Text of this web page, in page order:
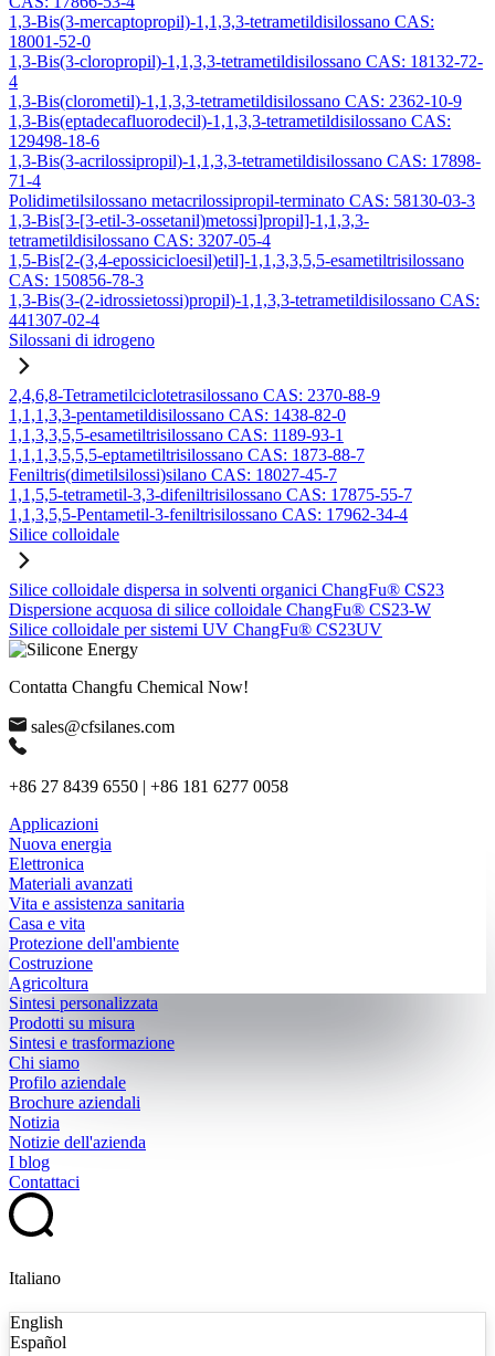
1,3-Bis(3-mercaptopropil)-1,1,3,3-tetrametildisilossano CAS:
18001-52-0
1,3-Bis(3-cloropropil)-1,1,3,3-tetrametildisilossano CAS: 18132-72-
4
1,3-Bis(clorometil)-1,1,3,3-tetrametildisilossano CAS: 2362-10-9
1,3-Bis(eptadecafluorodecil)-1,1,3,3-tetrametildisilossano CAS:
129498-18-6
1,3-Bis(3-acrilossipropil)-1,1,3,3-tetrametildisilossano CAS: 17898-
71-4
Polidimetilsilossano metacrilossipropil-terminato CAS: 58130-03-3
1,3-Bis[3-[3-etil-3-ossetanil)metossi]propil]-1,1,3,3-
tetrametildisilossano CAS: 3207-05-4
1,5-Bis[2-(3,4-epossicicloesil)etil]-1,1,3,3,5,5-esametiltrisilossano
CAS: 150856-78-3
1,3-Bis(3-(2-idrossietossi)propil)-1,1,3,3-tetrametildisilossano CAS:
441307-02-4
Silossani di idrogeno
2,4,6,8-Tetrametilciclotetrasilossano CAS: 2370-88-9
1,1,1,3,3-pentametildisilossano CAS: 1438-82-0
1,1,3,3,5,5-esametiltrisilossano CAS: 1189-93-1
1,1,1,3,5,5,5-eptametiltrisilossano CAS: 1873-88-7
Feniltris(dimetilsilossi)silano CAS: 18027-45-7
1,1,5,5-tetrametil-3,3-difeniltrisilossano CAS: 17875-55-7
1,1,3,5,5-Pentametil-3-feniltrisilossano CAS: 17962-34-4
Silice colloidale
Silice colloidale dispersa in solventi organici ChangFu® CS23
Dispersione acquosa di silice colloidale ChangFu® CS23-W
Silice colloidale per sistemi UV ChangFu® CS23UV
Contatta Changfu Chemical Now!
sales@cfsilanes.com
+86 27 8439 6550 | +86 181 6277 0058
Applicazioni
Nuova energia
Elettronica
Materiali avanzati
Vita e assistenza sanitaria
Casa e vita
Protezione dell'ambiente
Costruzione
Agricoltura
Sintesi personalizzata
Prodotti su misura
Sintesi e trasformazione
Chi siamo
Profilo aziendale
Brochure aziendali
Notizia
Notizie dell'azienda
I blog
Contattaci
Italiano
English
Español